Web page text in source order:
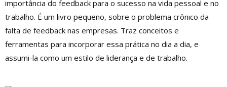
importância do feedback para o sucesso na vida pessoal e no
trabalho. É um livro pequeno, sobre o problema crônico da
falta de feedback nas empresas. Traz conceitos e
ferramentas para incorporar essa prática no dia a dia, e
assumi-la como um estilo de liderança e de trabalho.